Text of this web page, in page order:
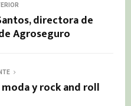
directora de
Agroseguro
y rock and roll